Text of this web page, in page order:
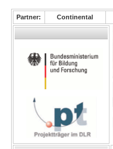
Partner: Continental